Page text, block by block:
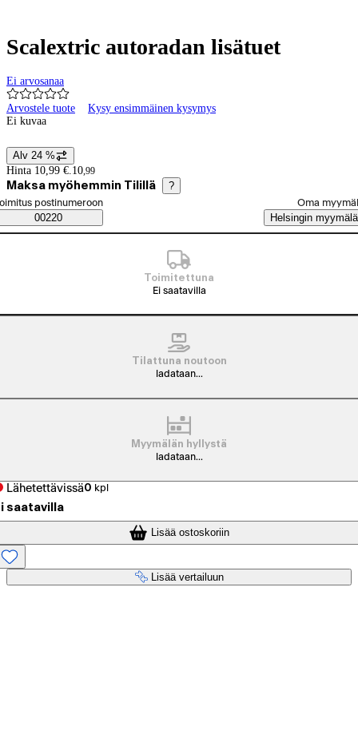
Scalextric autoradan lisätuet
Ei arvosanaa
Arvostele tuote
Kysy ensimmäinen kysymys
Ei kuvaa
Hintatiedot
Alv 24 %
Hinta 10,99 €. 10,99
Maksa myöhemmin Tilillä ?
Saatavuustiedot
tilaustapa
postinumeroon
00220
Oma
Helsingin myymälä
Toimitettuna
Ei saatavilla
Tilattuna noutoon
ladataan...
Myymälän hyllystä
ladataan...
Lähetettävissä0 kpl
saatavilla
Lisää ostoskoriin
Lisää vertailuun